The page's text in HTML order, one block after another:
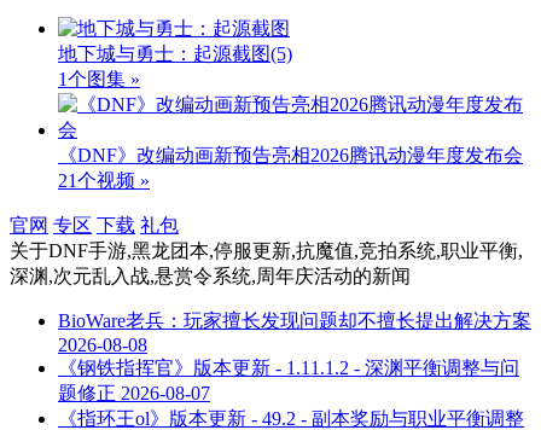
地下城与勇士：起源截图(5)
1个图集 »
《DNF》改编动画新预告亮相2026腾讯动漫年度发布会
21个视频 »
官网 专区 下载 礼包
关于DNF手游,黑龙团本,停服更新,抗魔值,竞拍系统,职业平衡,
深渊,次元乱入战,悬赏令系统,周年庆活动的新闻
BioWare老兵：玩家擅长发现问题却不擅长提出解决方案
2026-08-08
《钢铁指挥官》版本更新 - 1.11.1.2 - 深渊平衡调整与问
题修正 2026-08-07
《指环王ol》版本更新 - 49.2 - 副本奖励与职业平衡调整